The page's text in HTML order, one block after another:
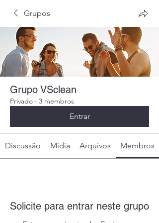
Grupos
Grupo VSclean
Privado · 3 membros
Entrar
Discussão Mídia Arquivos Membros
Solicite para entrar neste grupo